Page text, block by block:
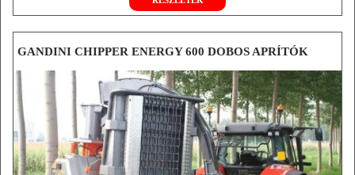
GANDINI CHIPPER ENERGY 600 DOBOS APRÍTÓK